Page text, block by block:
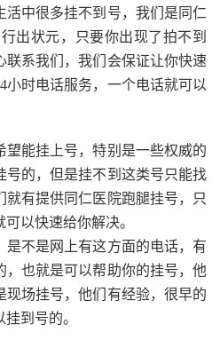
活中很多挂不到号，我们是同仁
出状元，只要你出现了拍不到
联系我们，我们会保证让你快速
小时电话服务，一个电话就可以
望能挂上号，特别是一些权威的
号的，但是挂不到这类号只能找
就有提供同仁医院跑腿挂号，只
以快速给你解决。
是不是网上有这方面的电话，有
，也就是可以帮助你的挂号，他
现场挂号，他们有经验，很早的
到号的。